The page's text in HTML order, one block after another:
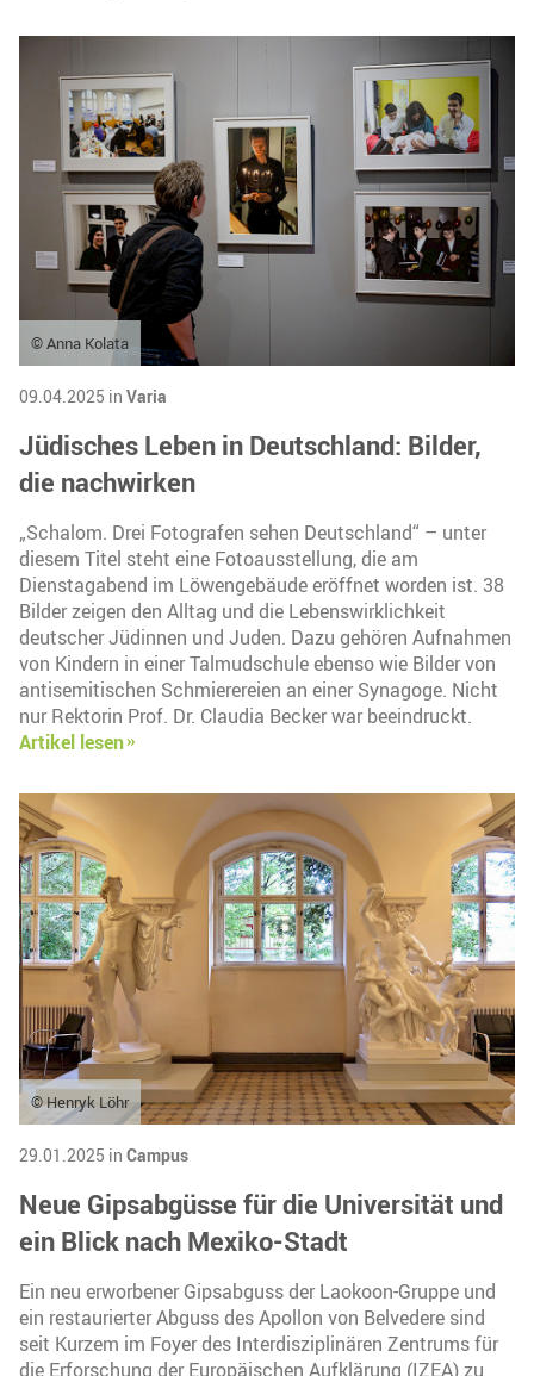
© Anna Kolata
09.04.2025 in Varia
Jüdisches Leben in Deutschland: Bilder,
die nachwirken
„Schalom. Drei Fotografen sehen Deutschland“ – unter
diesem Titel steht eine Fotoausstellung, die am
Dienstagabend im Löwengebäude eröffnet worden ist. 38
Bilder zeigen den Alltag und die Lebenswirklichkeit
deutscher Jüdinnen und Juden. Dazu gehören Aufnahmen
von Kindern in einer Talmudschule ebenso wie Bilder von
antisemitischen Schmierereien an einer Synagoge. Nicht
nur Rektorin Prof. Dr. Claudia Becker war beeindruckt.
Artikel lesen
© Henryk Löhr
29.01.2025 in Campus
Neue Gipsabgüsse für die Universität und
ein Blick nach Mexiko-Stadt
Ein neu erworbener Gipsabguss der Laokoon-Gruppe und
ein restaurierter Abguss des Apollon von Belvedere sind
seit Kurzem im Foyer des Interdisziplinären Zentrums für
die Erforschung der Europäischen Aufklärung (IZEA) zu